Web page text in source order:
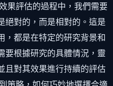
果評估的過程中，我們需要
絕對的，而是相對的。這是
，都是在特定的研究背景和
要根據研究的具體情況，靈
且對其效果進行持續的評估